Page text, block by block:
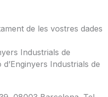
de les vostres dades
Industrials de
Industrials de